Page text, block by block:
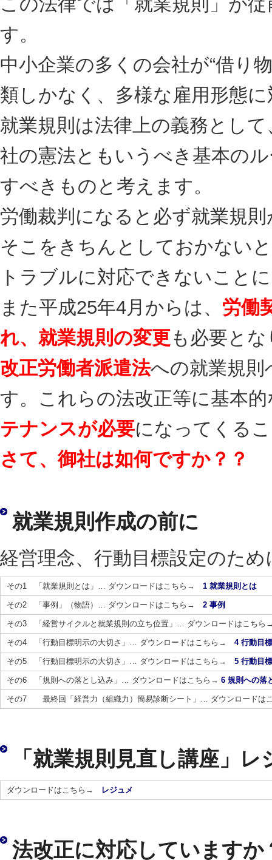
す。
中小企業の多くの会社が“借り
類しかなく、多様な雇用形態
就業規則は法律上の義務とし
社の憲法ともいうべき基本の
すべきものと考えます。
労働裁判になると必ず就業規
そこをきちんとしておかない
トラブルに対応できないこと
また平成25年4月からは、 労働
れ、就業規則の変更も必要と
改正労働者派遣法への就業規
す。これらの法改正等に基本
テナンスが必要になってくる
さて、御社は如何ですか？？
就業規則作成の前に
経営理念、行動目標設定のため
その1 「就業規則とは」… ダウンロードはこちら→ 1 就業規則とは
その2 「事例」（物語）… ダウンロードはこちら→ 2 事例
その3 「経営サイクルと就業規則の立ち位置」… ダウンロードはこち
その4 「行動目標明示の大切さ」… ダウンロードはこちら→ 4 行動目
その5 「行動目標明示の大切さ」… ダウンロードはこちら→ 5 行動目
その6 「規則への落とし込み」… ダウンロードはこちら→ 6 規則への落
その7 最終回「経営力（組織力）簡易診断シート」… ダウンロードは
「就業規則見直し講座」レ
ダウンロードはこちら→ レジュメ
法改正に対応していますか